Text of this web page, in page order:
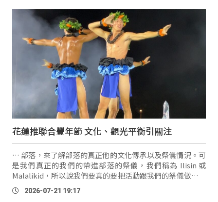
花蓮推聯合豐年節 文化、觀光平衡引關注
… 部落，來了解部落的真正他的文化傳承以及祭儀情況。可
是我們真正的我們的帶進部落的祭儀，我們稱為 Ilisin 或
Malalikid，所以說我們要真的要把活動跟我們的祭儀做一個
分割，不要造就說我們的原住民的活動是一個觀光活動的附
屬物。」 花蓮縣議員
2026-07-21 19:17